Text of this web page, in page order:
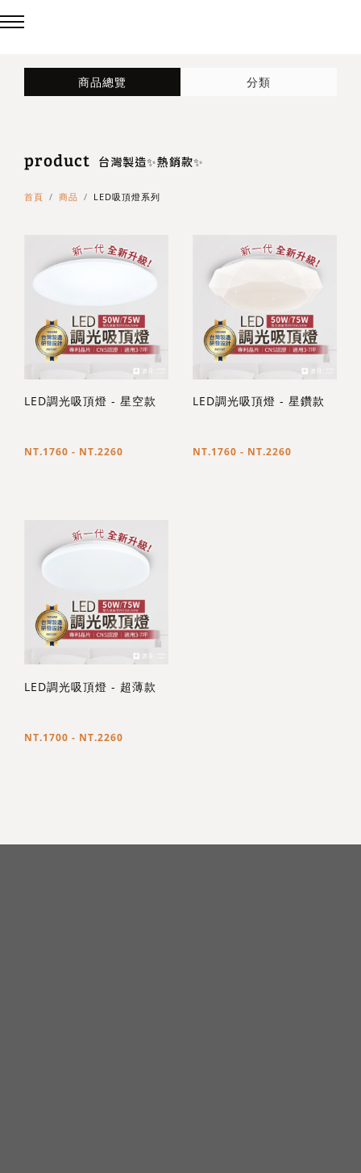
回主選單
台灣製造✨熱銷款✨
Panasonic 國際牌燈具
72w / 96w 系列
回主選單
造型吸頂燈
回主選單
壁燈
商品總覽 分類
product 台灣製造✨熱銷款✨
首頁 商品 LED吸頂燈系列
LED調光吸頂燈 - 星空款
NT.1760 - NT.2260
LED調光吸頂燈 - 星鑽款
NT.1760 - NT.2260
LED調光吸頂燈 - 超薄款
NT.1700 - NT.2260